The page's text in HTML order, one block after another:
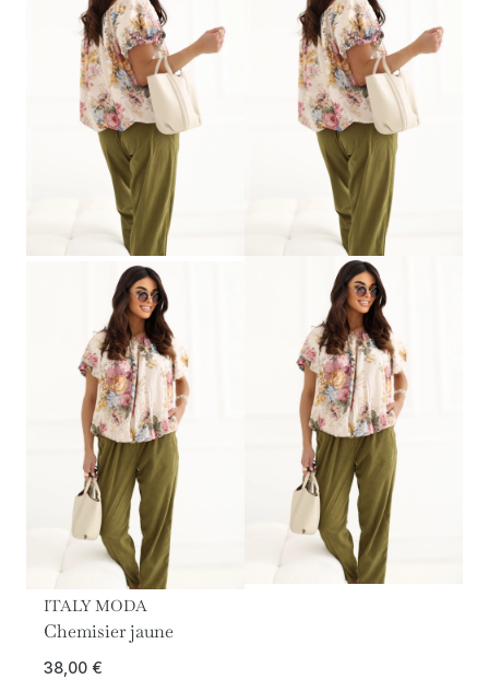
ITALY MODA
Chemisier jaune
38,00 €